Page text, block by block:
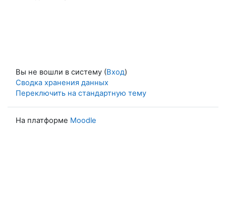
Вы не вошли в систему (Вход)
Сводка хранения данных
Переключить на стандартную тему
На платформе Moodle